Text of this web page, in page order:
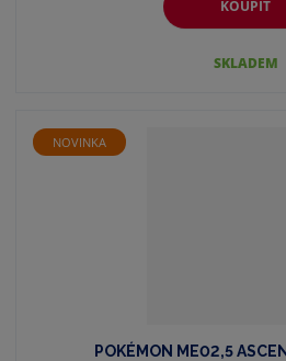
KOUPIT
SKLADEM
NOVINKA
POKÉMON ME02,5